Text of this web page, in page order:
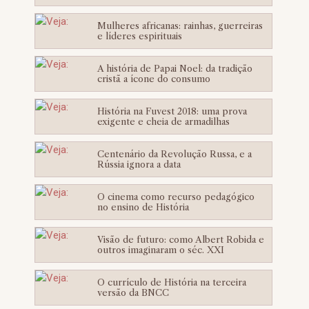
Mulheres africanas: rainhas, guerreiras
e líderes espirituais
A história de Papai Noel: da tradição
cristã a ícone do consumo
História na Fuvest 2018: uma prova
exigente e cheia de armadilhas
Centenário da Revolução Russa, e a
Rússia ignora a data
O cinema como recurso pedagógico
no ensino de História
Visão de futuro: como Albert Robida e
outros imaginaram o séc. XXI
O currículo de História na terceira
versão da BNCC